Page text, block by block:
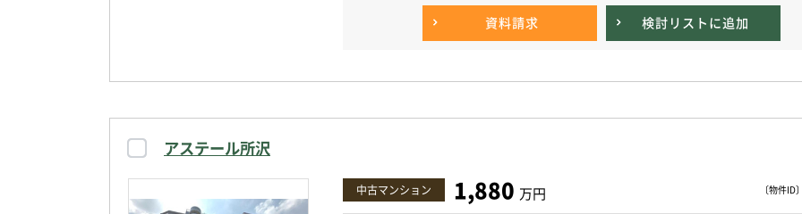
資料請求 検討リストに追加
アステール所沢
〔物件
中古マンション 1,880 万円